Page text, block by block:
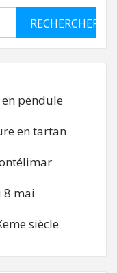
pendule
en tartan
8 mai
siècle